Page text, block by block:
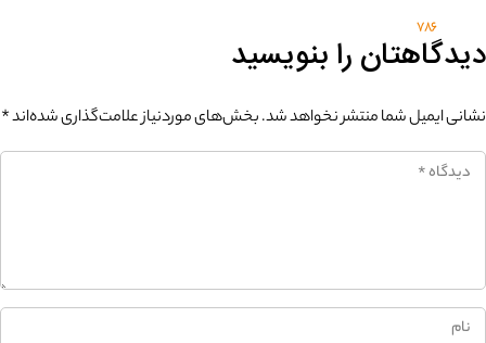
786
دیدگاهتان را بنویسید
نشانی ایمیل شما منتشر نخواهد شد.بخش‌های موردنیاز علامت‌گذاری شده‌اند*